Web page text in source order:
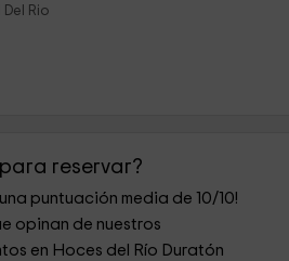
Rio
reservar?
una puntuación media de 10/10!
opinan de nuestros
en Hoces del Río Duratón